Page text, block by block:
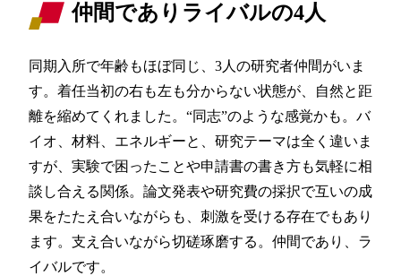
仲間でありライバルの4人
同期入所で年齢もほぼ同じ、3人の研究者仲間がいま
す。着任当初の右も左も分からない状態が、自然と距
離を縮めてくれました。“同志”のような感覚かも。バ
イオ、材料、エネルギーと、研究テーマは全く違いま
すが、実験で困ったことや申請書の書き方も気軽に相
談し合える関係。論文発表や研究費の採択で互いの成
果をたたえ合いながらも、刺激を受ける存在でもあり
ます。支え合いながら切磋琢磨する。仲間であり、ラ
イバルです。